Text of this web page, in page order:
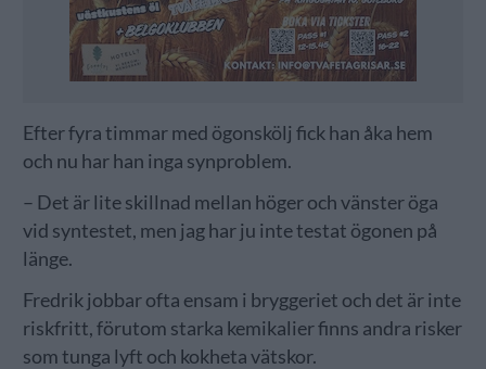
Efter fyra timmar med ögonskölj fick han åka hem
och nu har han inga synproblem.
– Det är lite skillnad mellan höger och vänster öga
vid syntestet, men jag har ju inte testat ögonen på
länge.
Fredrik jobbar ofta ensam i bryggeriet och det är inte
riskfritt, förutom starka kemikalier finns andra risker
som tunga lyft och kokheta vätskor.